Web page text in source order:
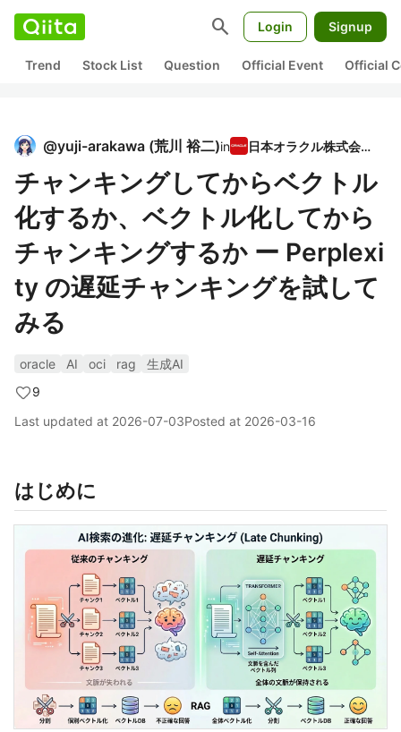
search Login Signup
Trend Stock List Question Official Event Official
@yuji-arakawa (荒川 裕二)in 日本オラクル株式会社
チャンキングしてからベクトル
化するか、ベクトル化してから
チャンキングするか ー Perplexi
ty の遅延チャンキングを試して
みる
oracle AI oci rag
生成AI
9
Last updated at 2026-07-03Posted at 2026-03-16
はじめに